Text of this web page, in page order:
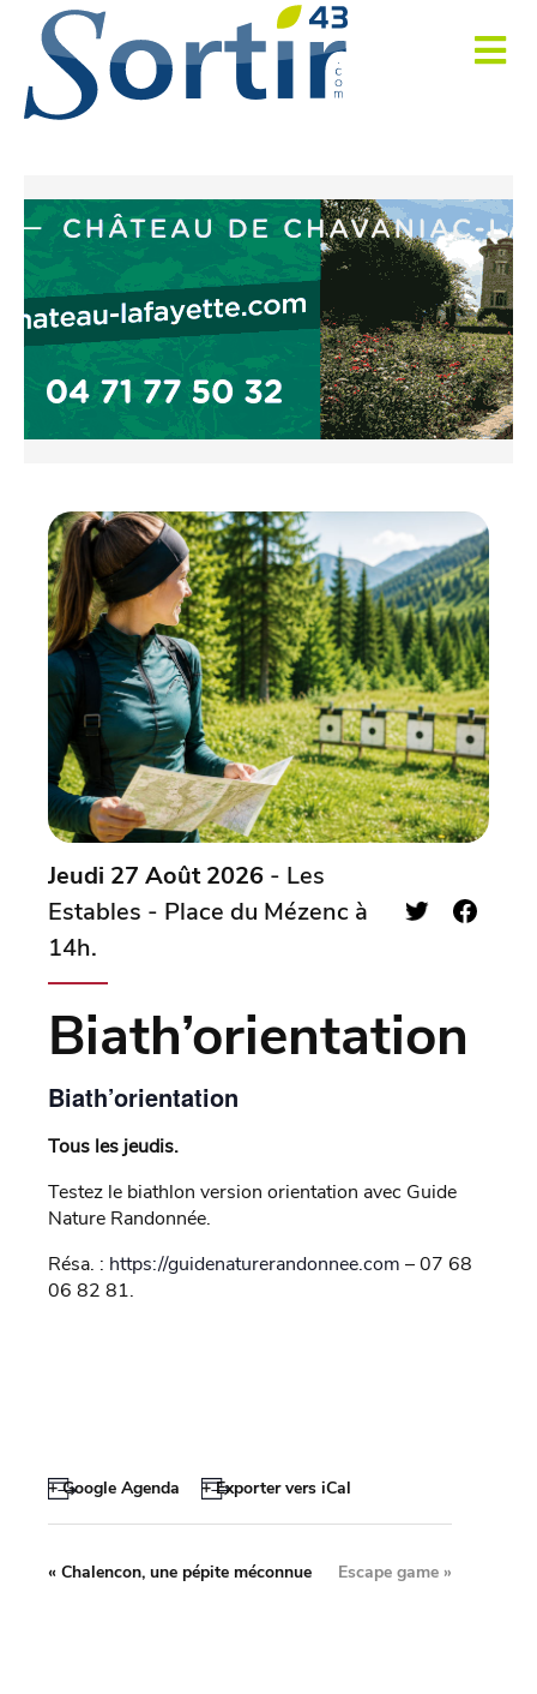
Jeudi 27 Août 2026 - Les
Estables - Place du Mézenc à
14h.
Biath’orientation
Biath’orientation
Tous les jeudis.
Testez le biathlon version orientation avec Guide
Nature Randonnée.
Résa. : https://guidenaturerandonnee.com – 07 68
06 82 81.
+ Google Agenda + Exporter vers iCal
« Chalencon, une pépite méconnue Escape game »